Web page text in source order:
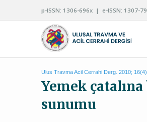
p-ISSN: 1306-696x | e-ISSN: 1307-
Ulus Travma Acil Cerrahi Derg. 2010;
Yemek
sunumu